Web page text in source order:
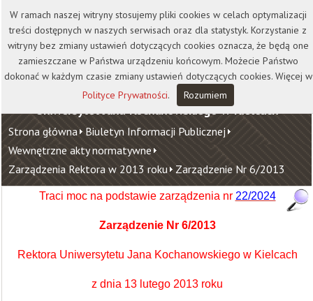
Kontakt Biblioteka
Wydawnictwo
Wirtualna Uczelnia
Uniwersytet Jana Kochanowskiego w Kielcach
Strona główna Biuletyn Informacji Publicznej
Wewnętrzne akty normatywne
Zarządzenia Rektora w 2013 roku Zarządzenie Nr 6/2013
Traci moc na podstawie zarządzenia nr 22/2024
Zarządzenie Nr 6/2013
Rektora Uniwersytetu Jana Kochanowskiego w Kielcach
z dnia 13 lutego 2013 roku
W ramach naszej witryny stosujemy pliki cookies w celach optymalizacji
treści dostępnych w naszych serwisach oraz dla statystyk. Korzystanie z
witryny bez zmiany ustawień dotyczących cookies oznacza, że będą one
zamieszczane w Państwa urządzeniu końcowym. Możecie Państwo
dokonać w każdym czasie zmiany ustawień dotyczących cookies. Więcej w
Polityce Prywatności. Rozumiem